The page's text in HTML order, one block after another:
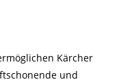
Kärcher
und